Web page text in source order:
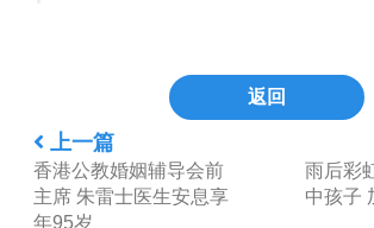
上一篇
香港公教婚姻辅导会前
主席 朱雷士医生安息享
年95岁
返回
雨后彩
中孩子